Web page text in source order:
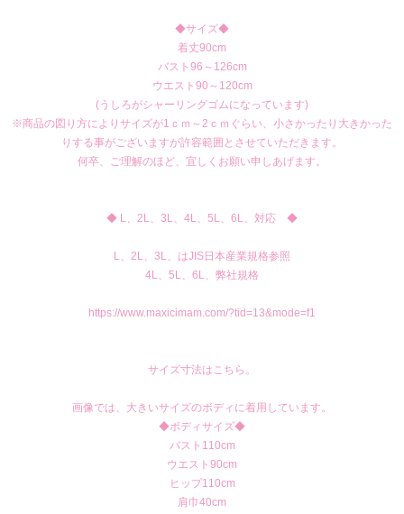
◆サイズ◆
着丈90cm
バスト96～126cm
ウエスト90～120cm
(うしろがシャーリングゴムになっています)
※商品の図り方によりサイズが1ｃｍ～2ｃｍぐらい、小さかったり大きかった
りする事がございますが許容範囲とさせていただきます。
何卒、ご理解のほど、宜しくお願い申しあげます。
◆ L、2L、3L、4L、5L、6L、対応 ◆
L、2L、3L、はJIS日本産業規格参照
4L、5L、6L、弊社規格
https://www.maxicimam.com/?tid=13&mode=f1
サイズ寸法はこちら。
画像では、大きいサイズのボディに着用しています。
◆ボディサイズ◆
バスト110cm
ウエスト90cm
ヒップ110cm
肩巾40cm